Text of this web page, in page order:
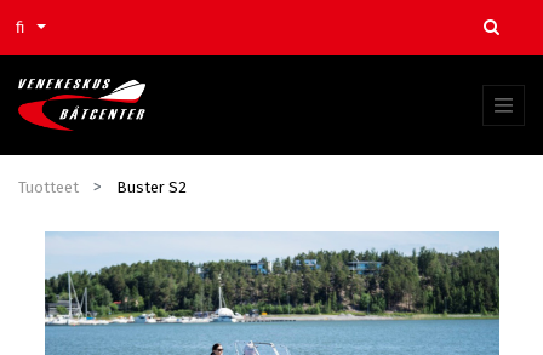
fi
Tuotteet Buster S2